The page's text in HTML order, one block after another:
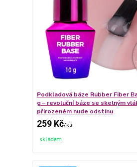
Podkladová báze Rubber Fiber
g – revoluční báze se skelným
přirozeném nude odstínu
259 Kč/ks
skladem